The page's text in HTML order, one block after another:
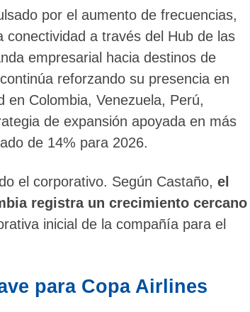
por el aumento de frecuencias,
conectividad a través del Hub de las
empresarial hacia destinos de
reforzando su presencia en
en Colombia, Venezuela, Perú,
de expansión apoyada en más
de 14% para 2026.
el corporativo. Según Castaño, el
registra un crecimiento cercano
inicial de la compañía para el
para Copa Airlines